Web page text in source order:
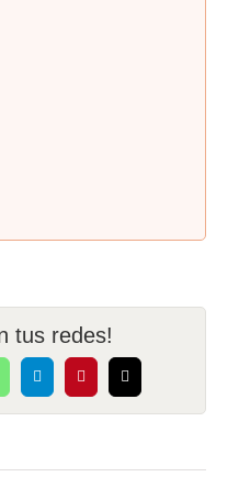
tus redes!
TelegramPinterestCorreo
electrónico